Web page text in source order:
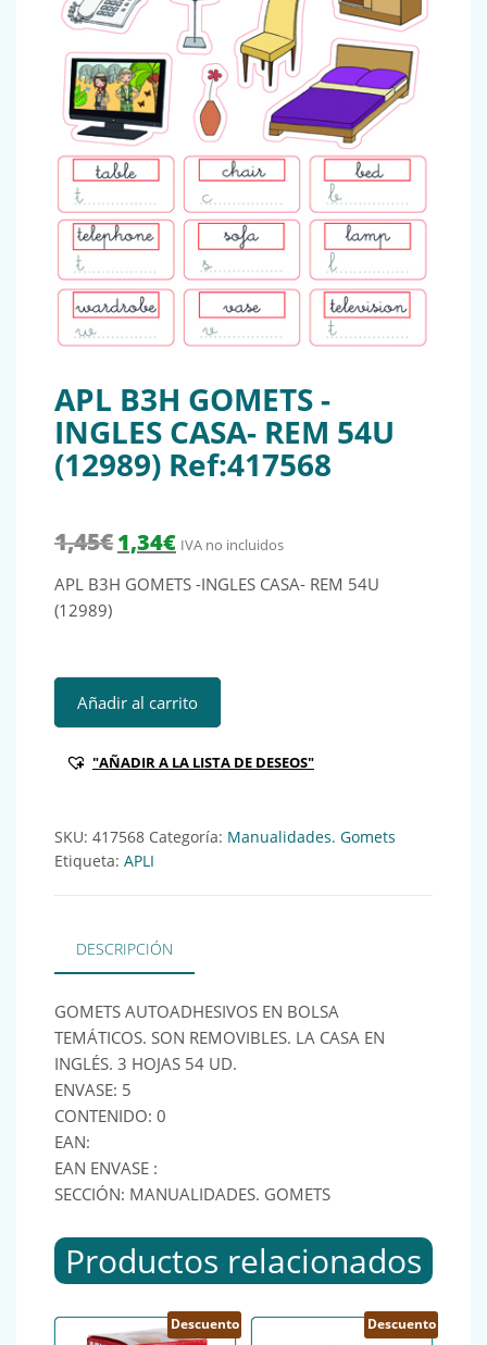
APL B3H GOMETS -
INGLES CASA- REM 54U
(12989) Ref:417568
1,45€ El precio original era: 1,45€.
1,34€El precio actual es: 1,34€.
IVA no incluidos
APL B3H GOMETS -INGLES CASA- REM 54U
(12989)
Añadir al carrito
"AÑADIR A LA LISTA DE DESEOS"
SKU: 417568 Categoría: Manualidades. Gomets
Etiqueta: APLI
DESCRIPCIÓN
GOMETS AUTOADHESIVOS EN BOLSA
TEMÁTICOS. SON REMOVIBLES. LA CASA EN
INGLÉS. 3 HOJAS 54 UD.
ENVASE: 5
CONTENIDO: 0
EAN:
EAN ENVASE :
SECCIÓN: MANUALIDADES. GOMETS
Productos relacionados
Descuento Descuento